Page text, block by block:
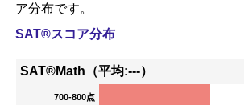
ア分布です。
SAT®スコア分布
SAT®Math（平均:---）
700-800点